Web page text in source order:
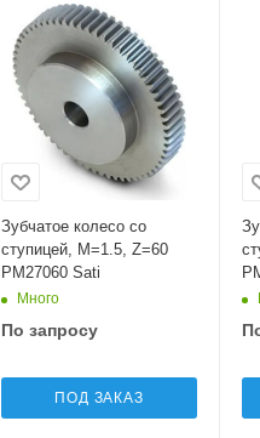
Зубчатое колесо со
ступицей, M=1.5, Z=60
PM27060 Sati
Много
По запросу
ПОД ЗАКАЗ